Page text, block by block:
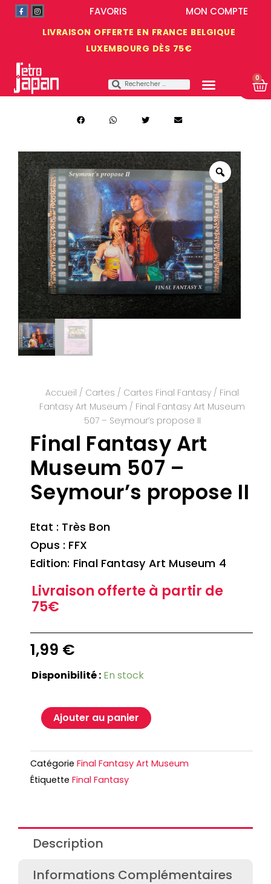
LIVRAISON OFFERTE EN FRANCE BELGIQUE
LUXEMBOURG DÈS 75€
MON COMPTE
FAVORIS
0
Accueil / Cartes / Cartes Final Fantasy / Final
Fantasy Art Museum / Final Fantasy Art Museum
507 – Seymour’s propose II
Final Fantasy Art
Museum 507 –
Seymour’s propose II
Etat : Très Bon
Opus : FFX
Edition: Final Fantasy Art Museum 4
Livraison offerte à partir de
75€
1,99 €
Disponibilité : En stock
Ajouter au panier
Catégorie Final Fantasy Art Museum
Étiquette Final Fantasy
Description
Informations Complémentaires